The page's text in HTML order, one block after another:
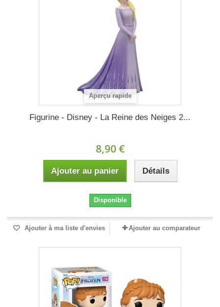
Aperçu rapide
Figurine - Disney - La Reine des Neiges 2...
8,90 €
Ajouter au panier Détails
Disponible
Ajouter à ma liste d'envies Ajouter au comparateur